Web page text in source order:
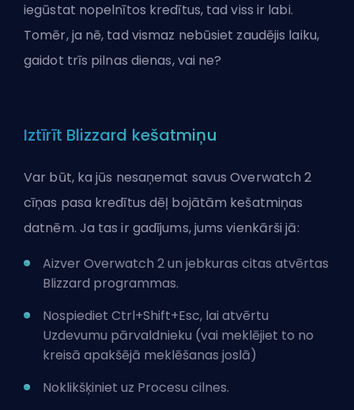
iegūstat nopelnītos kredītus, tad viss ir labi.
Tomēr, ja nē, tad vismaz nebūsiet zaudējis laiku,
gaidot trīs pilnas dienas, vai ne?
Iztīrīt Blizzard kešatmiņu
Var būt, ka jūs nesaņemat savus Overwatch 2
cīņas pasa kredītus dēļ bojātām kešatmiņas
datnēm. Ja tas ir gadījums, jums vienkārši jā:
Aizver Overwatch 2 un jebkuras citas atvērtas
Blizzard programmas.
Nospiediet Ctrl+Shift+Esc, lai atvērtu
Uzdevumu pārvaldnieku (vai meklējiet to no
kreisā apakšējā meklēšanas joslā)
Noklikšķiniet uz Procesu cilnes.